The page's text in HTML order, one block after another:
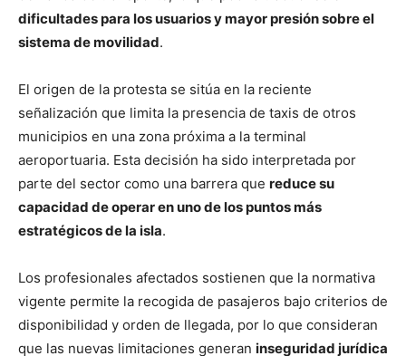
dificultades para los usuarios y mayor presión sobre el
sistema de movilidad.
El origen de la protesta se sitúa en la reciente
señalización que limita la presencia de taxis de otros
municipios en una zona próxima a la terminal
aeroportuaria. Esta decisión ha sido interpretada por
parte del sector como una barrera que reduce su
capacidad de operar en uno de los puntos más
estratégicos de la isla.
Los profesionales afectados sostienen que la normativa
vigente permite la recogida de pasajeros bajo criterios de
disponibilidad y orden de llegada, por lo que consideran
que las nuevas limitaciones generan inseguridad jurídica